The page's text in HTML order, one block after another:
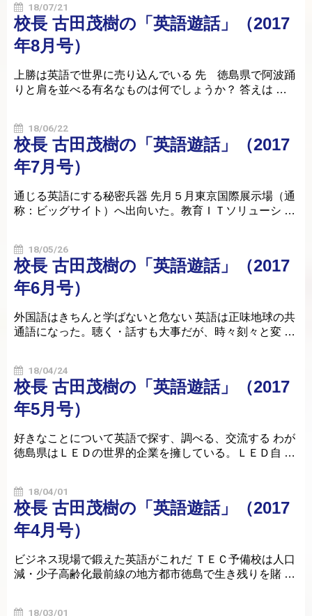
18/07/21
校長 古田茂樹の「英語遊話」（2017
年8月号）
上勝は英語で世界に売り込んでいる 先 徳島県で阿波踊
りと肩を並べる有名なものは何でしょうか？ 答えは …
18/06/22
校長 古田茂樹の「英語遊話」（2017
年7月号）
通じる英語にする秘密兵器 先月５月東京国際展示場（通
称：ビッグサイト）へ出向いた。教育ＩＴソリューシ …
18/05/26
校長 古田茂樹の「英語遊話」（2017
年6月号）
外国語はきちんと学ばないと危ない 英語は正味地球の共
通語になった。聴く・話すも大事だが、時々刻々と変 …
18/04/24
校長 古田茂樹の「英語遊話」（2017
年5月号）
好きなことについて英語で探す、調べる、交流する わが
徳島県はＬＥＤの世界的企業を擁している。ＬＥＤ自 …
18/04/01
校長 古田茂樹の「英語遊話」（2017
年4月号）
ビジネス現場で鍛えた英語がこれだ ＴＥＣ予備校は人口
減・少子高齢化最前線の地方都市徳島で生き残りを賭 …
18/03/01